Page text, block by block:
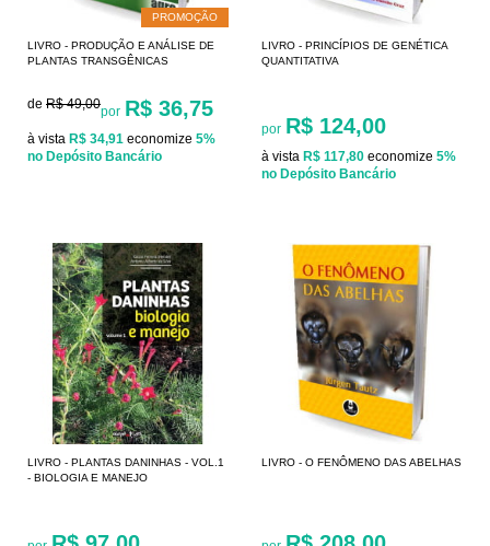
PROMOÇÃO
LIVRO - PRODUÇÃO E ANÁLISE DE
PLANTAS TRANSGÊNICAS
de R$ 49,00por R$ 36,75
à vista R$ 34,91 economize 5%
no Depósito Bancário
LIVRO - PRINCÍPIOS DE GENÉTICA
QUANTITATIVA
por R$ 124,00
à vista R$ 117,80 economize 5%
no Depósito Bancário
LIVRO - PLANTAS DANINHAS - VOL.1
- BIOLOGIA E MANEJO
LIVRO - O FENÔMENO DAS ABELHAS